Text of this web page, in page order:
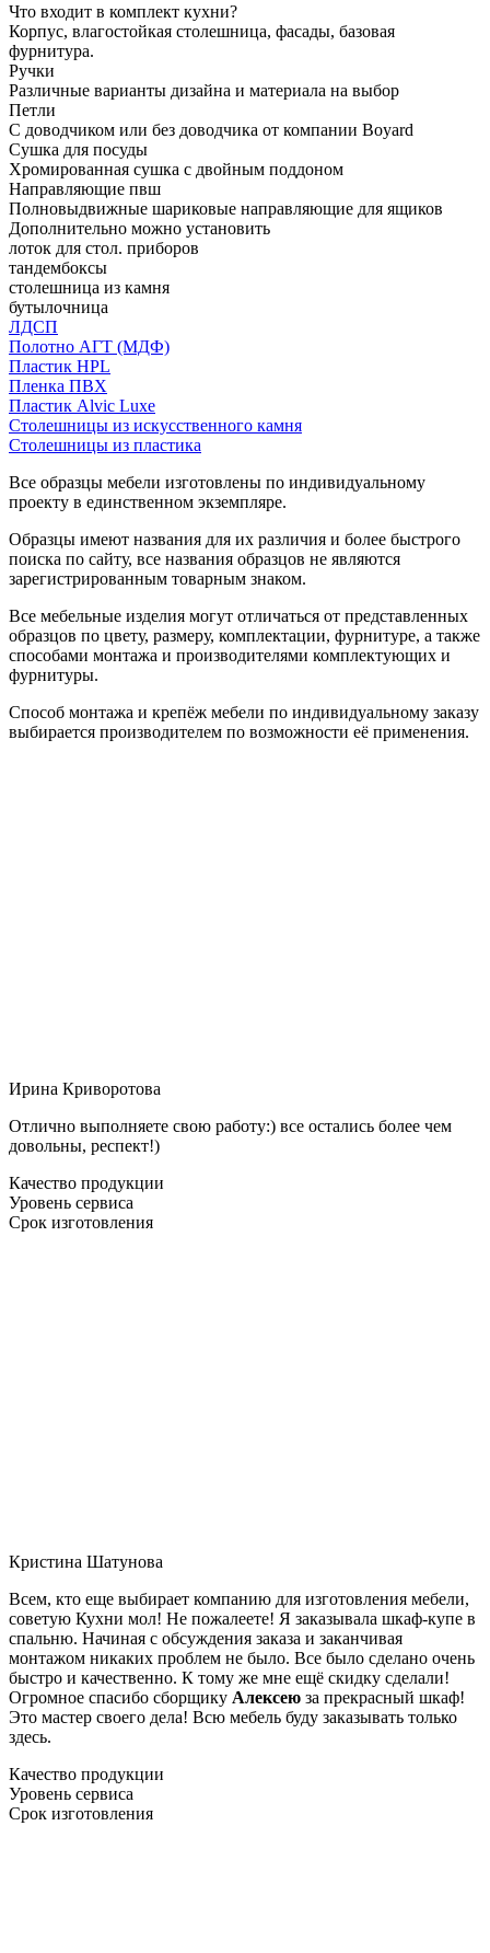
Что входит в комплект кухни?
Корпус, влагостойкая столешница, фасады, базовая
фурнитура.
Ручки
Различные варианты дизайна и материала на выбор
Петли
С доводчиком или без доводчика от компании Boyard
Сушка для посуды
Хромированная сушка с двойным поддоном
Направляющие пвш
Полновыдвижные шариковые направляющие для ящиков
Дополнительно можно установить
лоток для стол. приборов
тандембоксы
столешница из камня
бутылочница
ЛДСП
Полотно АГТ (МДФ)
Пластик HPL
Пленка ПВХ
Пластик Alvic Luxe
Столешницы из искусственного камня
Столешницы из пластика
Все образцы мебели изготовлены по индивидуальному
проекту в единственном экземпляре.
Образцы имеют названия для их различия и более быстрого
поиска по сайту, все названия образцов не являются
зарегистрированным товарным знаком.
Все мебельные изделия могут отличаться от представленных
образцов по цвету, размеру, комплектации, фурнитуре, а также
способами монтажа и производителями комплектующих и
фурнитуры.
Способ монтажа и крепёж мебели по индивидуальному заказу
выбирается производителем по возможности её применения.
Ирина Криворотова
Отлично выполняете свою работу:) все остались более чем
довольны, респект!)
Качество продукции
Уровень сервиса
Срок изготовления
Кристина Шатунова
Всем, кто еще выбирает компанию для изготовления мебели,
советую Кухни мол! Не пожалеете! Я заказывала шкаф-купе в
спальню. Начиная с обсуждения заказа и заканчивая
монтажом никаких проблем не было. Все было сделано очень
быстро и качественно. К тому же мне ещё скидку сделали!
Огромное спасибо сборщику Алексею за прекрасный шкаф!
Это мастер своего дела! Всю мебель буду заказывать только
здесь.
Качество продукции
Уровень сервиса
Срок изготовления